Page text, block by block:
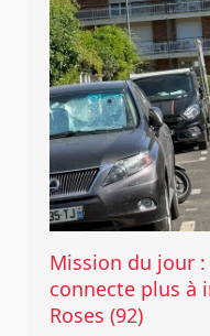
Mission du jour :
connecte plus à
Roses (92)